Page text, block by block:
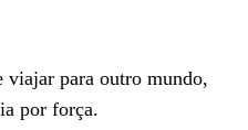
viajar para outro mundo,
por força.